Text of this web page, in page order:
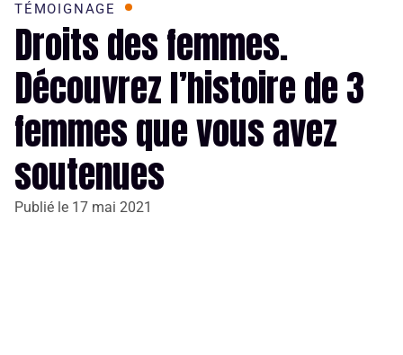
TÉMOIGNAGE
Droits des femmes.
Découvrez l’histoire de 3
femmes que vous avez
soutenues
Publié le 17 mai 2021